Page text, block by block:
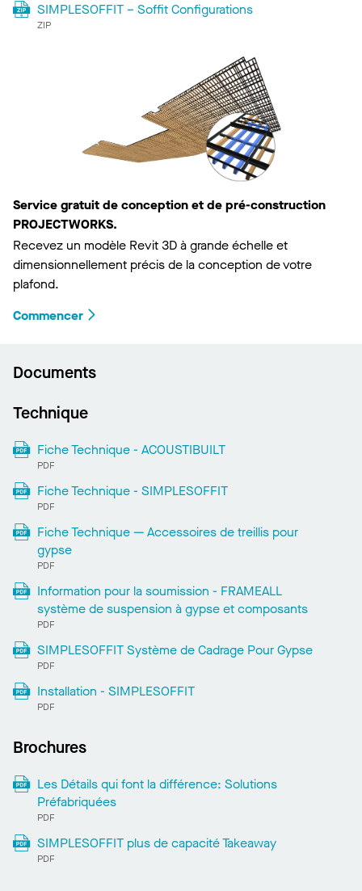
SIMPLESOFFIT – Soffit Configurations
ZIP
Service gratuit de conception et de pré-construction
PROJECTWORKS.
Recevez un modèle Revit 3D à grande échelle et
dimensionnellement précis de la conception de votre
plafond.
Commencer
Documents
Technique
Fiche Technique - ACOUSTIBUILT
PDF
Fiche Technique - SIMPLESOFFIT
PDF
Fiche Technique — Accessoires de treillis pour
gypse
PDF
Information pour la soumission - FRAMEALL
système de suspension à gypse et composants
PDF
SIMPLESOFFIT Système de Cadrage Pour Gypse
PDF
Installation - SIMPLESOFFIT
PDF
Brochures
Les Détails qui font la différence: Solutions
Préfabriquées
PDF
SIMPLESOFFIT plus de capacité Takeaway
PDF